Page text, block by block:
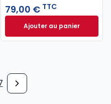
Édition limitée à 37,00 €
79,00 € TTC
Ajouter au panier
Code de